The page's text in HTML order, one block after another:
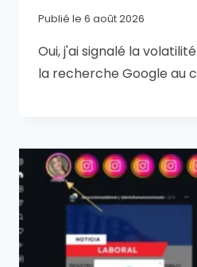
Publié le 6 août 2026
Oui, j'ai signalé la
la recherche Google au